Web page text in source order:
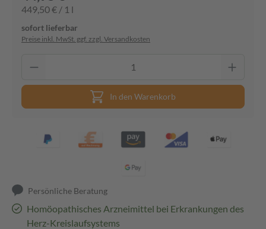
449,50 € / 1 l
sofort lieferbar
Preise inkl. MwSt. ggf. zzgl. Versandkosten
In den Warenkorb
Persönliche Beratung
Homöopathisches Arzneimittel bei Erkrankungen des
Herz-Kreislaufsystems